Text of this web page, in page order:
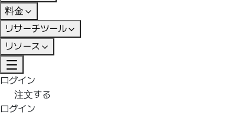
料金
リサーチツール
リソース
ログイン
注文する
ログイン